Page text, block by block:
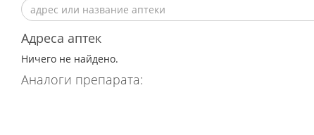
Адреса аптек
Ничего не найдено.
Аналоги препарата: